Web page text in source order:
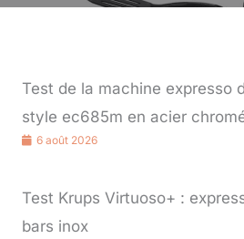
Test de la machine expresso
style ec685m en acier
6 août 2026
Test Krups Virtuoso+ :
bars inox